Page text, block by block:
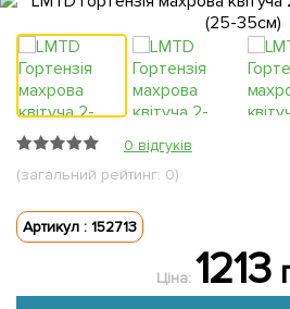
0 відгуків
(загальний рейтинг: 0)
Артикул : 152713
Ціна: 1213